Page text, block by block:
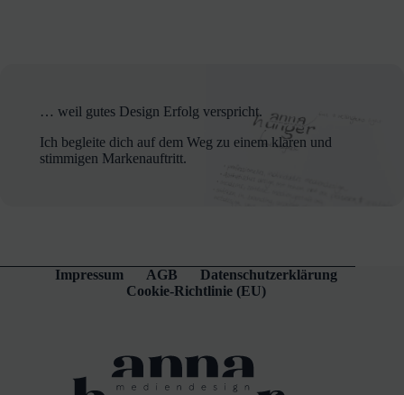
… weil gutes Design Erfolg verspricht.
Ich begleite dich auf dem Weg zu einem klaren und
stimmigen Markenauftritt.
Impressum AGB
Datenschutzerklärung
Cookie-Richtlinie (EU)